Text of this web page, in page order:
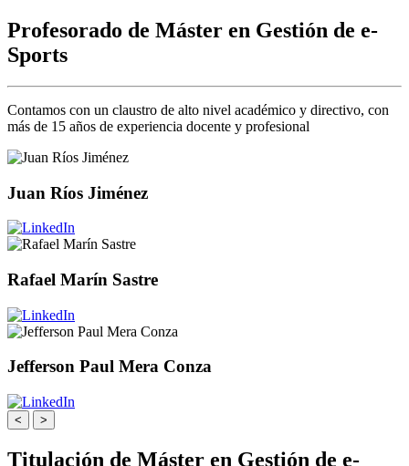
Profesorado de Máster en Gestión de e-
Sports
Contamos con un claustro de alto nivel académico y directivo, con
más de 15 años de experiencia docente y profesional
Juan Ríos Jiménez
Rafael Marín Sastre
Jefferson Paul Mera Conza
< >
Titulación de Máster en Gestión de e-